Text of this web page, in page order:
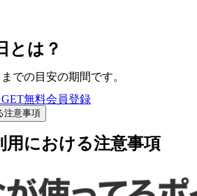
とは？
での目安の期間です。
無料会員登録
注意事項
用における注意事項